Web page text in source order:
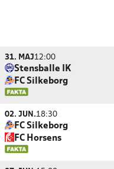
31. MAJ12:00
Stensballe IK
FC Silkeborg
02. JUN.18:30
FC Silkeborg
FC Horsens